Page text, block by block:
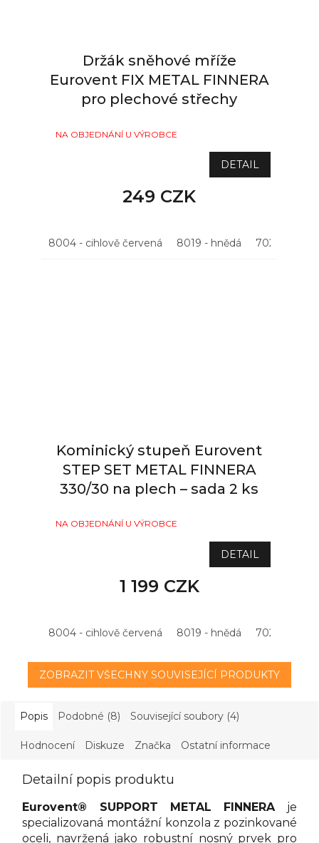
Držák sněhové mříže
Eurovent FIX METAL FINNERA
pro plechové střechy
NA OBJEDNÁNÍ U VÝROBCE
249 CZK
DETAIL
8004 - cihlově červená 8019 - hnědá 7021 -
Kominický stupeň Eurovent
STEP SET METAL FINNERA
330/30 na plech – sada 2 ks
NA OBJEDNÁNÍ U VÝROBCE
1 199 CZK
DETAIL
8004 - cihlově červená 8019 - hnědá 7021 -
ZOBRAZIT VŠECHNY SOUVISEJÍCÍ PRODUKTY
Popis Podobné (8) Související soubory (4)
Hodnocení Diskuze Značka Ostatní informace
Detailní popis produktu
Eurovent® SUPPORT METAL FINNERA
je
specializovaná montážní konzola z pozinkované
oceli, navržená jako robustní nosný prvek pro